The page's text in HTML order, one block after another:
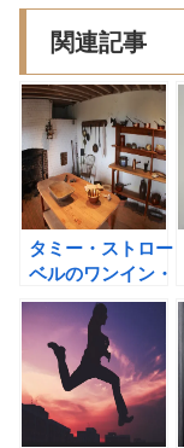
関連記事
タミー・ストロー
ベルのワンイン・
ワンアウトのルー
ルをモデリングし
よう！